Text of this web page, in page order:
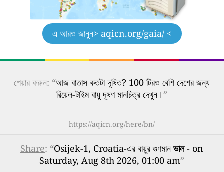
এ আরও জানুন> aqicn.org/gaia/ <
শেয়ার করুন: “আজ বাতাস কতটা দূষিত? 100 টিরও বেশি দেশের জন্য
রিয়েল-টাইম বায়ু দূষণ মানচিত্র দেখুন।”
https://aqicn.org/here/bn/
Share: “Osijek-1, Croatia-এর বায়ুর গুণমান ভাল- on
Saturday, Aug 8th 2026, 01:00 am”